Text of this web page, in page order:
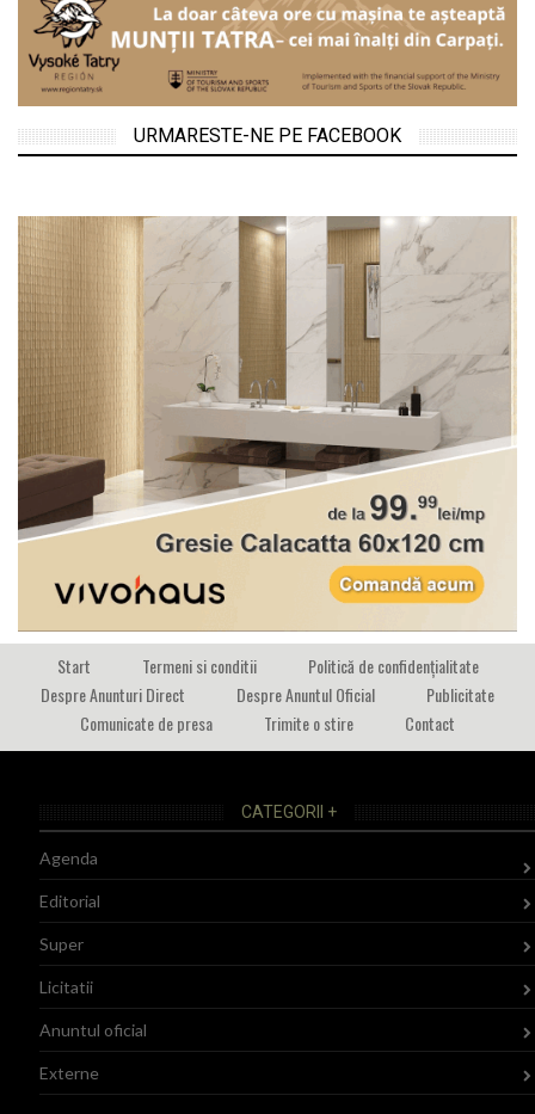
URMARESTE-NE PE FACEBOOK
Start Termeni si conditii
Politică de confidențialitate
Despre Anunturi Direct
Despre Anuntul Oficial
Publicitate
Comunicate de presa
Trimite o stire Contact
CATEGORII +
Agenda
Editorial
Super
Licitatii
Anuntul oficial
Externe